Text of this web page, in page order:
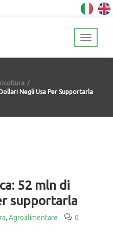
Negli Usa Per Supportarla
52 mln di
supportarla
, Agroalimentare 0